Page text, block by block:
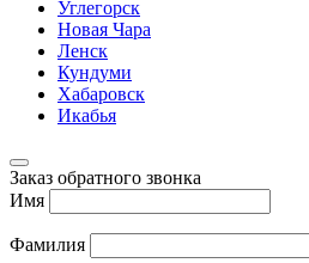
Углегорск
Новая Чара
Ленск
Кундуми
Хабаровск
Икабья
Заказ обратного звонка
Имя
Фамилия